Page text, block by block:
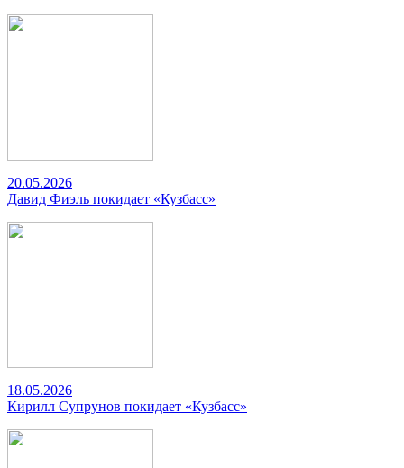
20.05.2026
Давид Фиэль покидает «Кузбасс»
18.05.2026
Кирилл Супрунов покидает «Кузбасс»